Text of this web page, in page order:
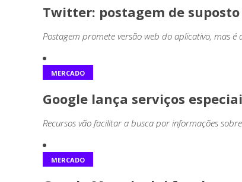
Twitter: postagem de
Postagem promete versão web do aplicativo, mas
MERCADO
Google lança serviços
Recursos vão facilitar a busca por informações
MERCADO